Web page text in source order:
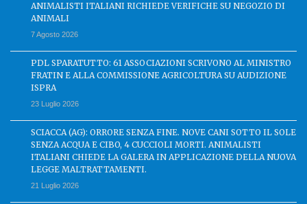
ANIMALISTI ITALIANI RICHIEDE VERIFICHE SU NEGOZIO DI
ANIMALI
7 Agosto 2026
PDL SPARATUTTO: 61 ASSOCIAZIONI SCRIVONO AL MINISTRO
FRATIN E ALLA COMMISSIONE AGRICOLTURA SU AUDIZIONE
ISPRA
23 Luglio 2026
SCIACCA (AG): ORRORE SENZA FINE. NOVE CANI SOTTO IL SOLE
SENZA ACQUA E CIBO, 4 CUCCIOLI MORTI. ANIMALISTI
ITALIANI CHIEDE LA GALERA IN APPLICAZIONE DELLA NUOVA
LEGGE MALTRATTAMENTI.
21 Luglio 2026